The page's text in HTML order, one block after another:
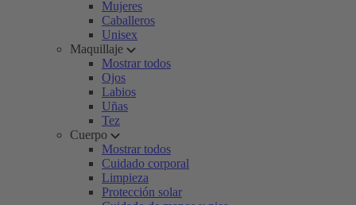
Mujeres
Caballeros
Unisex
Maquillaje
Mostrar todos
Ojos
Labios
Uñas
Tez
Cuerpo
Mostrar todos
Cuidado corporal
Limpieza
Protección solar